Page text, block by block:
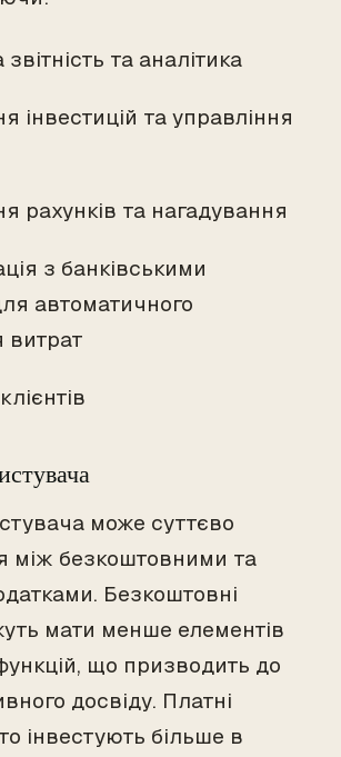
та аналітика
інвестицій та управління
рахунків та нагадування
з банківськими
автоматичного
витрат
може суттєво
між безкоштовними та
Безкоштовні
мати менше елементів
що призводить до
досвіду. Платні
інвестують більше в